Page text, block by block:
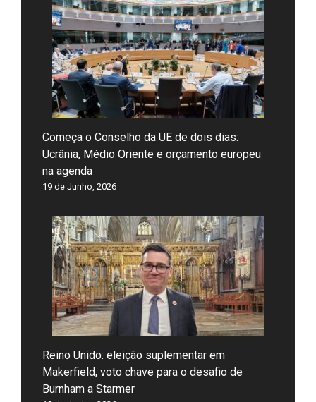
Começa o Conselho da UE de dois dias:
Ucrânia, Médio Oriente e orçamento europeu
na agenda
19 de Junho, 2026
Reino Unido: eleição suplementar em
Makerfield, voto chave para o desafio de
Burnham a Starmer